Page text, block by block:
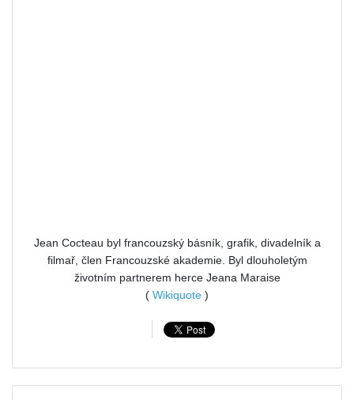
Jean Cocteau byl francouzský básník, grafik, divadelník a
filmař, člen Francouzské akademie. Byl dlouholetým
životním partnerem herce Jeana Maraise
( Wikiquote )